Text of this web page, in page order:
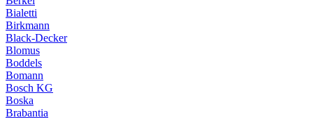
Bialetti
Birkmann
Black-Decker
Blomus
Boddels
Bomann
Bosch KG
Boska
Brabantia